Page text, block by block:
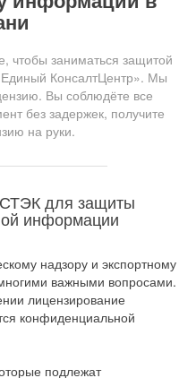
чтобы заниматься защитой
КонсалтЦентр». Мы
Вы соблюдёте все
без задержек, получите
на руки.
для защиты
информации
надзору и экспортному
важными вопросами.
лицензирование
конфиденциальной
подлежат